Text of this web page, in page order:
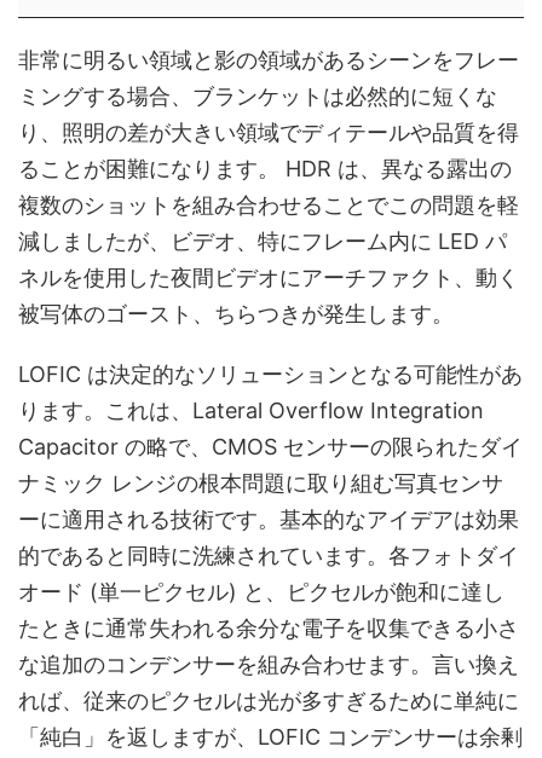
非常に明るい領域と影の領域があるシーンをフレー
ミングする場合、ブランケットは必然的に短くな
り、照明の差が大きい領域でディテールや品質を得
ることが困難になります。 HDR は、異なる露出の
複数のショットを組み合わせることでこの問題を軽
減しましたが、ビデオ、特にフレーム内に LED パ
ネルを使用した夜間ビデオにアーチファクト、動く
被写体のゴースト、ちらつきが発生します。
LOFIC は決定的なソリューションとなる可能性があ
ります。これは、Lateral Overflow Integration
Capacitor の略で、CMOS センサーの限られたダイ
ナミック レンジの根本問題に取り組む写真センサ
ーに適用される技術です。基本的なアイデアは効果
的であると同時に洗練されています。各フォトダイ
オード (単一ピクセル) と、ピクセルが飽和に達し
たときに通常失われる余分な電子を収集できる小さ
な追加のコンデンサーを組み合わせます。言い換え
れば、従来のピクセルは光が多すぎるために単純に
「純白」を返しますが、LOFIC コンデンサーは余剰